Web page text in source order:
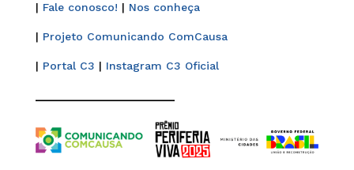
| Fale conosco! | Nos conheça
| Projeto Comunicando ComCausa
| Portal C3 | Instagram C3 Oficial